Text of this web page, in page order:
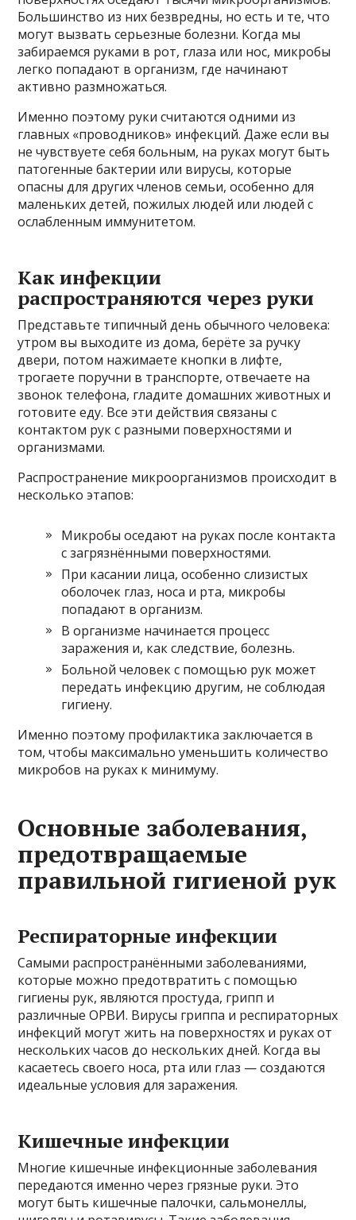
Большинство из них безвредны, но есть и те, что
могут вызвать серьезные болезни. Когда мы
забираемся руками в рот, глаза или нос, микробы
легко попадают в организм, где начинают
активно размножаться.
Именно поэтому руки считаются одними из
главных «проводников» инфекций. Даже если вы
не чувствуете себя больным, на руках могут быть
патогенные бактерии или вирусы, которые
опасны для других членов семьи, особенно для
маленьких детей, пожилых людей или людей с
ослабленным иммунитетом.
Как инфекции
распространяются через руки
Представьте типичный день обычного человека:
утром вы выходите из дома, берёте за ручку
двери, потом нажимаете кнопки в лифте,
трогаете поручни в транспорте, отвечаете на
звонок телефона, гладите домашних животных и
готовите еду. Все эти действия связаны с
контактом рук с разными поверхностями и
организмами.
Распространение микроорганизмов происходит в
несколько этапов:
Микробы оседают на руках после контакта
с загрязнёнными поверхностями.
При касании лица, особенно слизистых
оболочек глаз, носа и рта, микробы
попадают в организм.
В организме начинается процесс
заражения и, как следствие, болезнь.
Больной человек с помощью рук может
передать инфекцию другим, не соблюдая
гигиену.
Именно поэтому профилактика заключается в
том, чтобы максимально уменьшить количество
микробов на руках к минимуму.
Основные заболевания,
предотвращаемые
правильной гигиеной рук
Респираторные инфекции
Самыми распространёнными заболеваниями,
которые можно предотвратить с помощью
гигиены рук, являются простуда, грипп и
различные ОРВИ. Вирусы гриппа и респираторных
инфекций могут жить на поверхностях и руках от
нескольких часов до нескольких дней. Когда вы
касаетесь своего носа, рта или глаз — создаются
идеальные условия для заражения.
Кишечные инфекции
Многие кишечные инфекционные заболевания
передаются именно через грязные руки. Это
могут быть кишечные палочки, сальмонеллы,